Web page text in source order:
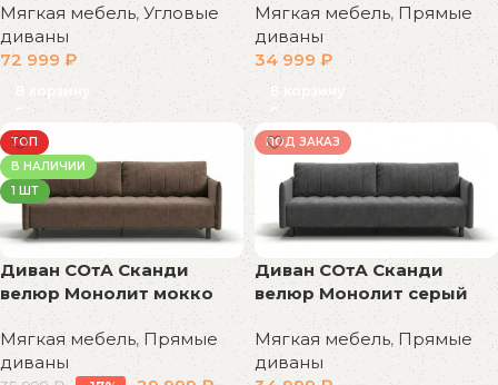
Мягкая мебель,Угловые
диваны
72 999 ₽
В корзину
Мягкая мебель,Прямые
диваны
34 999 ₽
В корзину
ТОП
В НАЛИЧИИ
1 ШТ
Диван СОтА Сканди
велюр Монолит мокко
Мягкая мебель, Прямые
диваны
ПОД ЗАКАЗ
Диван СОтА Сканди
велюр Монолит серый
Мягкая мебель, Прямые
диваны